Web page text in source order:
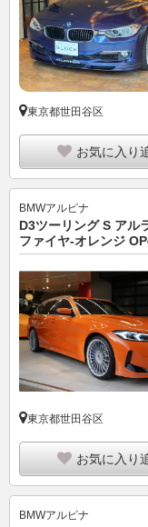
東京都世田谷区
お気に入り
BMWアルピナ
D3ツーリング S アル
ファイヤ-オレンジ
東京都世田谷区
お気に入り
BMWアルピナ